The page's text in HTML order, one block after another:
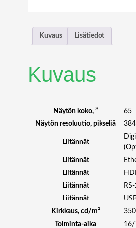
5
Kuvaus Lisätiedot
Kuvaus
Näytön koko, ”
65
Näytön resoluutio, pikseliä
Liitännät
Liitännät
Liitännät
Liitännät
Liitännät
Kirkkaus, cd/m²
350
Toiminta-aika
16/